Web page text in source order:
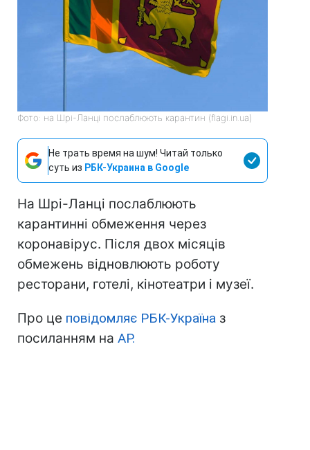
Фото: на Шрі-Ланці послаблюють карантин (flagi.in.ua)
Не трать время на шум! Читай только
суть из РБК-Украина в Google
На Шрі-Ланці послаблюють
карантинні обмеження через
коронавірус. Після двох місяців
обмежень відновлюють роботу
ресторани, готелі, кінотеатри і музеї.
Про це повідомляє РБК-Україна з
посиланням на АР.